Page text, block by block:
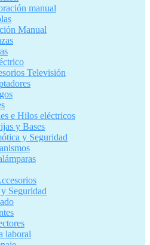
manual
Manual
Televisión
e Hilos eléctricos
y Bases
y Seguridad
Seguridad
laboral